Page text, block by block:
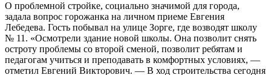
О проблемной стройке, социально значимой для города,
задала вопрос горожанка на личном приеме Евгения
Лебедева. Гость побывал на улице Зорге, где возводят школу
№ 11. «Осмотрели здание новой школы. Она позволит снять
остроту проблемы со второй сменой, позволит ребятам и
педагогам учиться и преподавать в комфортных условиях, —
отметил Евгений Викторович. — В ход строительства сегодня